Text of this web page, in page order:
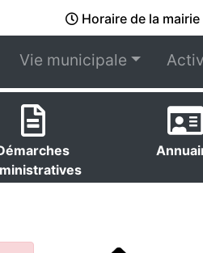
Horaire de la mairie
Vie municipale